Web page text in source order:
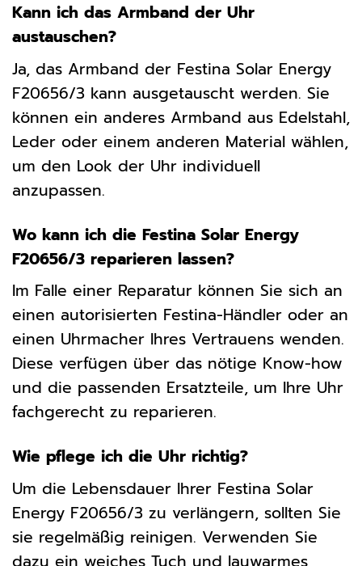
Kann ich das Armband der Uhr
austauschen?
Ja, das Armband der Festina Solar Energy
F20656/3 kann ausgetauscht werden. Sie
können ein anderes Armband aus Edelstahl,
Leder oder einem anderen Material wählen,
um den Look der Uhr individuell
anzupassen.
Wo kann ich die Festina Solar Energy
F20656/3 reparieren lassen?
Im Falle einer Reparatur können Sie sich an
einen autorisierten Festina-Händler oder an
einen Uhrmacher Ihres Vertrauens wenden.
Diese verfügen über das nötige Know-how
und die passenden Ersatzteile, um Ihre Uhr
fachgerecht zu reparieren.
Wie pflege ich die Uhr richtig?
Um die Lebensdauer Ihrer Festina Solar
Energy F20656/3 zu verlängern, sollten Sie
sie regelmäßig reinigen. Verwenden Sie